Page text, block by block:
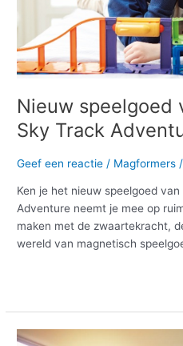
Nieuw speelgoed
Sky Track
Geef een reactie / Magformers
Ken je het nieuw speelgoed
Adventure neemt je mee op
maken met de zwaartekracht,
wereld van magnetisch
Reizen